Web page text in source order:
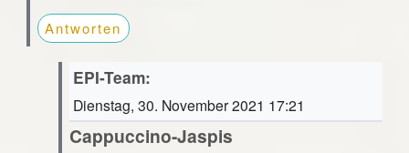
Antworten
EPI-Team:
Dienstag, 30. November 2021 17:21
Cappuccino-Jaspis